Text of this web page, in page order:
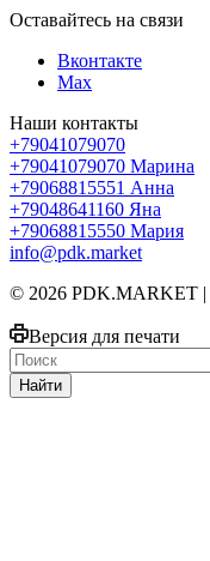
Оставайтесь на связи
Вконтакте
Max
Наши контакты
+79041079070
+79041079070 Марина
+79068815551 Анна
+79048641160 Яна
+79068815550 Мария
info@pdk.market
© 2026 PDK.MARKET |
Версия для печати
Найти